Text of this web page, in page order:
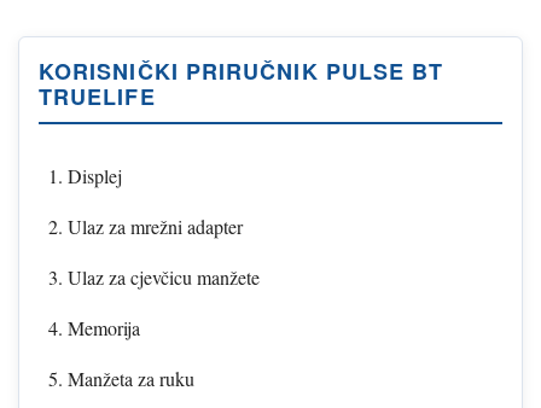
KORISNIČKI PRIRUČNIK PULSE BT
TRUELIFE
Displej
Ulaz za mrežni adapter
Ulaz za cjevčicu manžete
Memorija
Manžeta za ruku